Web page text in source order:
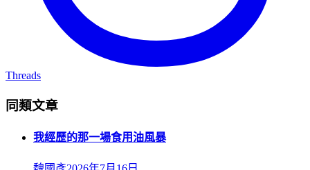
Threads
同類文章
我經歷的那一場食用油風暴